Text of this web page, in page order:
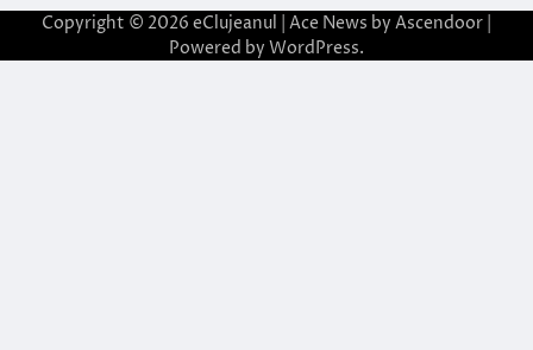
Copyright © 2026 eClujeanul | Ace News by Ascendoor
Powered by WordPress.